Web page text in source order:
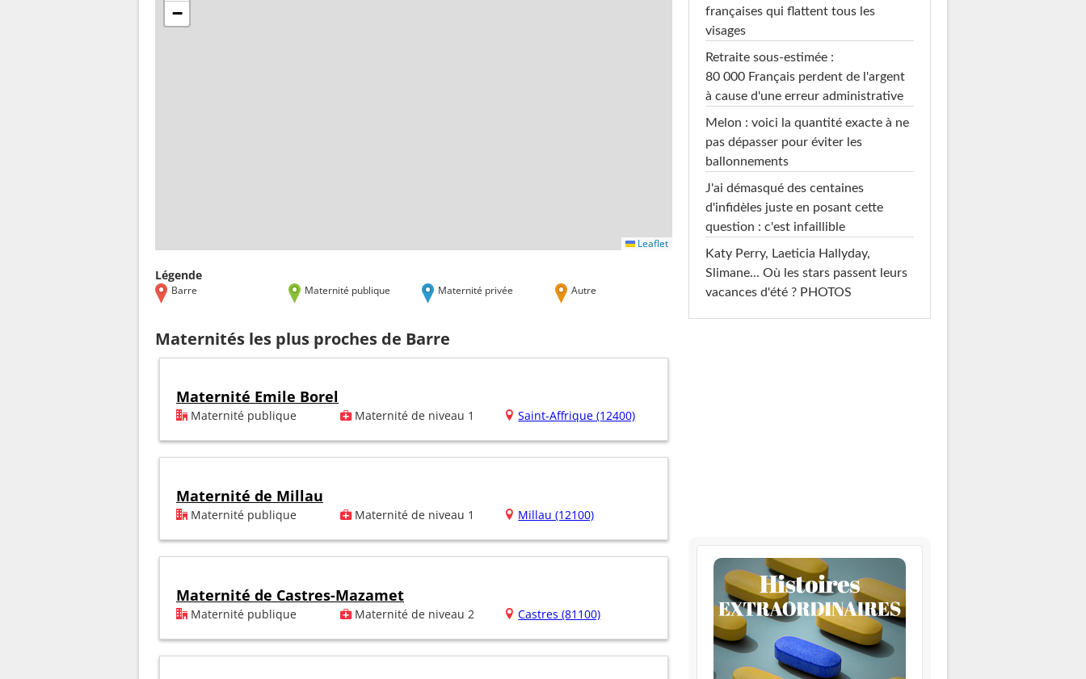
−
Leaflet
Légende
Barre Maternité publique Maternité privée Autre
Maternités les plus proches de Barre
Maternité Emile Borel
Maternité publique Maternité de niveau 1 Saint-Affrique (12400)
Maternité de Millau
Maternité publique Maternité de niveau 1 Millau (12100)
Maternité de Castres-Mazamet
Maternité publique Maternité de niveau 2 Castres (81100)
françaises qui flattent tous les
visages
Retraite sous-estimée :
80 000 Français perdent de l'argent
à cause d'une erreur administrative
Melon : voici la quantité exacte à ne
pas dépasser pour éviter les
ballonnements
J'ai démasqué des centaines
d'infidèles juste en posant cette
question : c'est infaillible
Katy Perry, Laeticia Hallyday,
Slimane... Où les stars passent leurs
vacances d'été ? PHOTOS